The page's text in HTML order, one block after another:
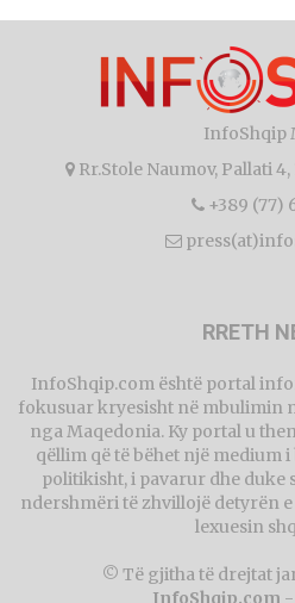
InfoShqip
Rr.Stole Naumov, Pallati
+389 (77)
RRETH
InfoShqip.com është portal
fokusuar kryesisht në mbulimin
nga Maqedonia. Ky portal u
qëllim që të bëhet një medium
politikisht, i pavarur dhe duke
ndershmëri të zhvillojë detyrën
lexuesin
© Të gjitha të drejtat
InfoShqip.com -